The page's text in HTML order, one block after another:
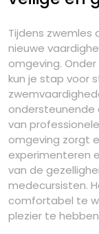
Tijdens zwemles
nieuwe
omgeving.
kun je stap voor
ondersteunende
van
omgeving zorgt
experimenteren
van de
medecursisten.
comfortabel te
plezier te